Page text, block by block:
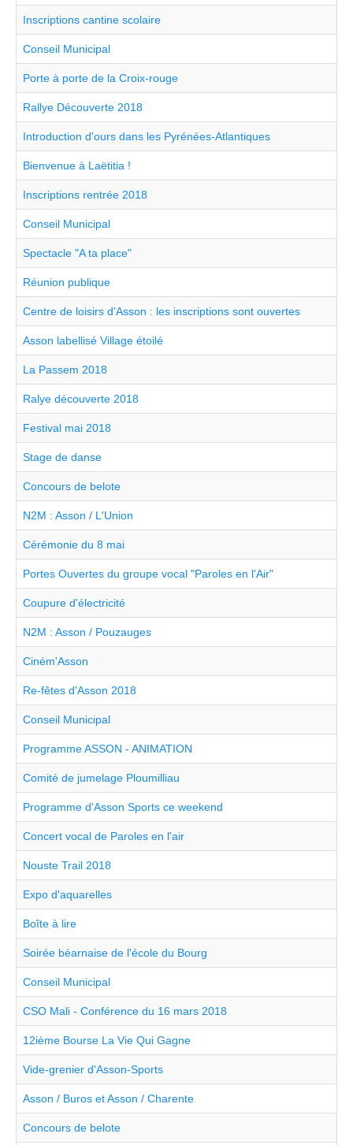
Inscriptions cantine scolaire
Conseil Municipal
Porte à porte de la Croix-rouge
Rallye Découverte 2018
Introduction d'ours dans les Pyrénées-Atlantiques
Bienvenue à Laëtitia !
Inscriptions rentrée 2018
Conseil Municipal
Spectacle "A ta place"
Réunion publique
Centre de loisirs d’Asson : les inscriptions sont ouvertes
Asson labellisé Village étoilé
La Passem 2018
Ralye découverte 2018
Festival mai 2018
Stage de danse
Concours de belote
N2M : Asson / L'Union
Cérémonie du 8 mai
Portes Ouvertes du groupe vocal "Paroles en l'Air"
Coupure d'électricité
N2M : Asson / Pouzauges
Ciném'Asson
Re-fêtes d'Asson 2018
Conseil Municipal
Programme ASSON - ANIMATION
Comité de jumelage Ploumilliau
Programme d'Asson Sports ce weekend
Concert vocal de Paroles en l'air
Nouste Trail 2018
Expo d'aquarelles
Boîte à lire
Soirée béarnaise de l'école du Bourg
Conseil Municipal
CSO Mali - Conférence du 16 mars 2018
12ième Bourse La Vie Qui Gagne
Vide-grenier d'Asson-Sports
Asson / Buros et Asson / Charente
Concours de belote